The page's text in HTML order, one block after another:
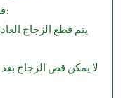
1.⁠ ⁠قص الزجاج العادي:
يتم قطع الزجاج
لا يمكن قص الزجاج